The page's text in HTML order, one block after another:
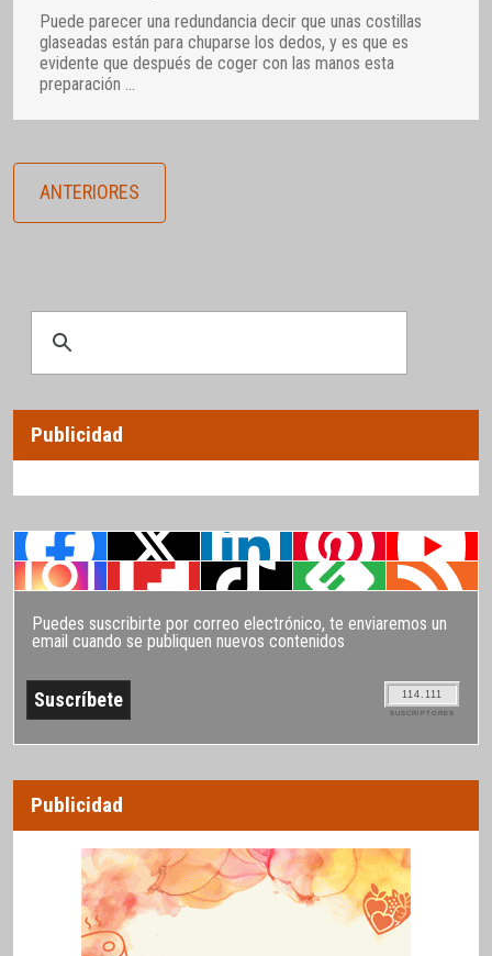
Puede parecer una redundancia decir que unas costillas
glaseadas están para chuparse los dedos, y es que es
evidente que después de coger con las manos esta
preparación
ANTERIORES
Publicidad
Puedes suscribirte por correo electrónico, te enviaremos un
email cuando se publiquen nuevos contenidos
114.111
SUSCRIPTORES
Publicidad